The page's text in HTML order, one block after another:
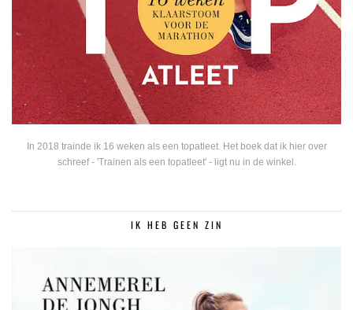
In 2018 trainde ik 16 weken als een topatleet. Het boek dat ik hier over
schreef - 'Trainen als een topatleet' - ligt nu in de winkel.
IK HEB GEEN ZIN